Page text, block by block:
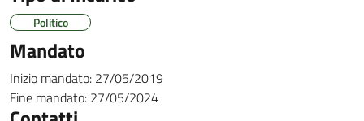
Politico
Mandato
Inizio mandato: 27/05/2019
Fine mandato: 27/05/2024